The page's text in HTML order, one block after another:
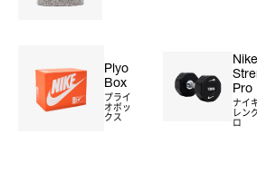
Plyo
Box
プライ
オボッ
クス
Nike
Pro
ナイ
レン
ロ
1kg 2kg 3kg 4kg